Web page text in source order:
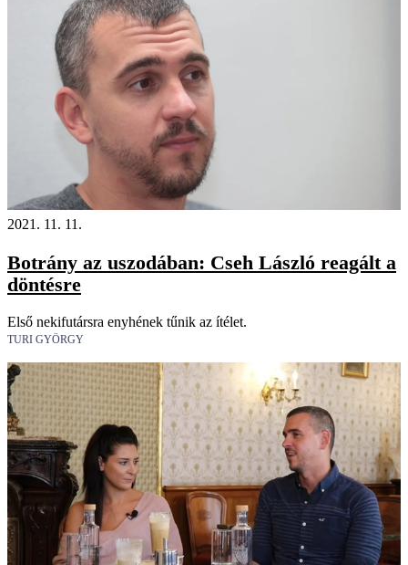
2021. 11. 11.
Botrány az uszodában: Cseh László reagált a
döntésre
Első nekifutársra enyhének tűnik az ítélet.
TURI GYÖRGY